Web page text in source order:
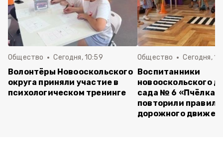
Общество Сегодня, 10:59
Волонтёры Новооскольского
округа приняли участие в
психологическом тренинге
Общество Сегодня,
Воспитанники
новооскольского
сада № 6 «Пчёлка»
повторили правила
дорожного